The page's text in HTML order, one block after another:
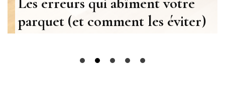
parquet (et comment les éviter)